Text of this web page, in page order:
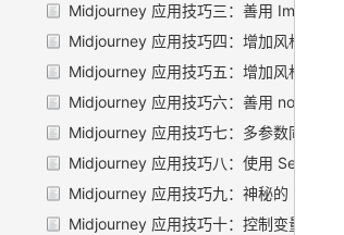
Midjourney 应用技巧三：善用
Midjourney 应用技巧四：增加风格——艺
Midjourney 应用技巧五：增加风格——艺
Midjourney 应用技巧六：善用 no 参数，
Midjourney 应用技巧七：多参数同时使用
Midjourney 应用技巧八：使用 Seed 参
Midjourney 应用技巧九：神秘的 blend
Midjourney 应用技巧十：控制变量法渐